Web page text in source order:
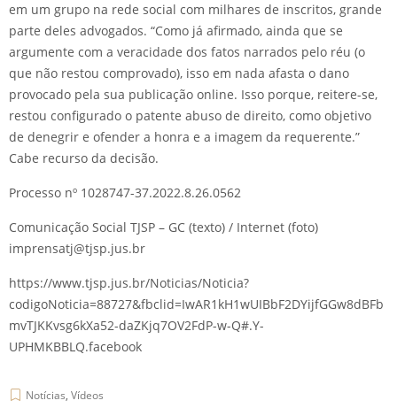
em um grupo na rede social com milhares de inscritos, grande
parte deles advogados. “Como já afirmado, ainda que se
argumente com a veracidade dos fatos narrados pelo réu (o
que não restou comprovado), isso em nada afasta o dano
provocado pela sua publicação online. Isso porque, reitere-se,
restou configurado o patente abuso de direito, como objetivo
de denegrir e ofender a honra e a imagem da requerente.”
Cabe recurso da decisão.
Processo nº 1028747-37.2022.8.26.0562
Comunicação Social TJSP – GC (texto) / Internet (foto)
imprensatj@tjsp.jus.br
https://www.tjsp.jus.br/Noticias/Noticia?
codigoNoticia=88727&fbclid=IwAR1kH1wUIBbF2DYijfGGw8dBFb
mvTJKKvsg6kXa52-daZKjq7OV2FdP-w-Q#.Y-
UPHMKBBLQ.facebook
Notícias, Vídeos